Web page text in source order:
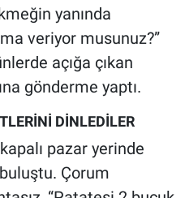
yanında
veriyor musunuz?”
açığa çıkan
gönderme yaptı.
DİNLEDİLER
pazar yerinde
Çorum